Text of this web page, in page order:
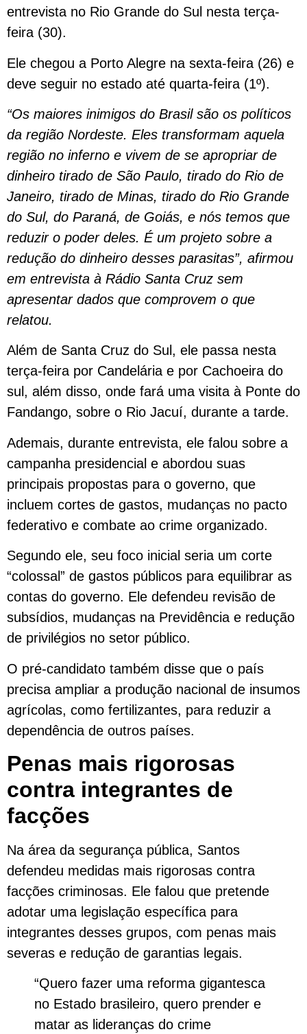
entrevista no Rio Grande do Sul nesta terça-
feira (30).
Ele chegou a Porto Alegre na sexta-feira (26) e
deve seguir no estado até quarta-feira (1º).
“Os maiores inimigos do Brasil são os políticos
da região Nordeste. Eles transformam aquela
região no inferno e vivem de se apropriar de
dinheiro tirado de São Paulo, tirado do Rio de
Janeiro, tirado de Minas, tirado do Rio Grande
do Sul, do Paraná, de Goiás, e nós temos que
reduzir o poder deles. É um projeto sobre a
redução do dinheiro desses parasitas”, afirmou
em entrevista à Rádio Santa Cruz sem
apresentar dados que comprovem o que
relatou.
Além de Santa Cruz do Sul, ele passa nesta
terça-feira por Candelária e por Cachoeira do
sul, além disso, onde fará uma visita à Ponte do
Fandango, sobre o Rio Jacuí, durante a tarde.
Ademais, durante entrevista, ele falou sobre a
campanha presidencial e abordou suas
principais propostas para o governo, que
incluem cortes de gastos, mudanças no pacto
federativo e combate ao crime organizado.
Segundo ele, seu foco inicial seria um corte
“colossal” de gastos públicos para equilibrar as
contas do governo. Ele defendeu revisão de
subsídios, mudanças na Previdência e redução
de privilégios no setor público.
O pré-candidato também disse que o país
precisa ampliar a produção nacional de insumos
agrícolas, como fertilizantes, para reduzir a
dependência de outros países.
Penas mais rigorosas
contra integrantes de
facções
Na área da segurança pública, Santos
defendeu medidas mais rigorosas contra
facções criminosas. Ele falou que pretende
adotar uma legislação específica para
integrantes desses grupos, com penas mais
severas e redução de garantias legais.
“Quero fazer uma reforma gigantesca
no Estado brasileiro, quero prender e
matar as lideranças do crime